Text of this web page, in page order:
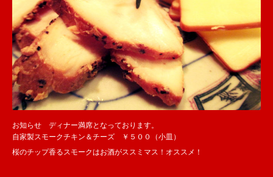
お知らせ ディナー満席となっております。
自家製スモークチキン＆チーズ ￥５００（小皿）
桜のチップ香るスモークはお酒がススミマス！オススメ！